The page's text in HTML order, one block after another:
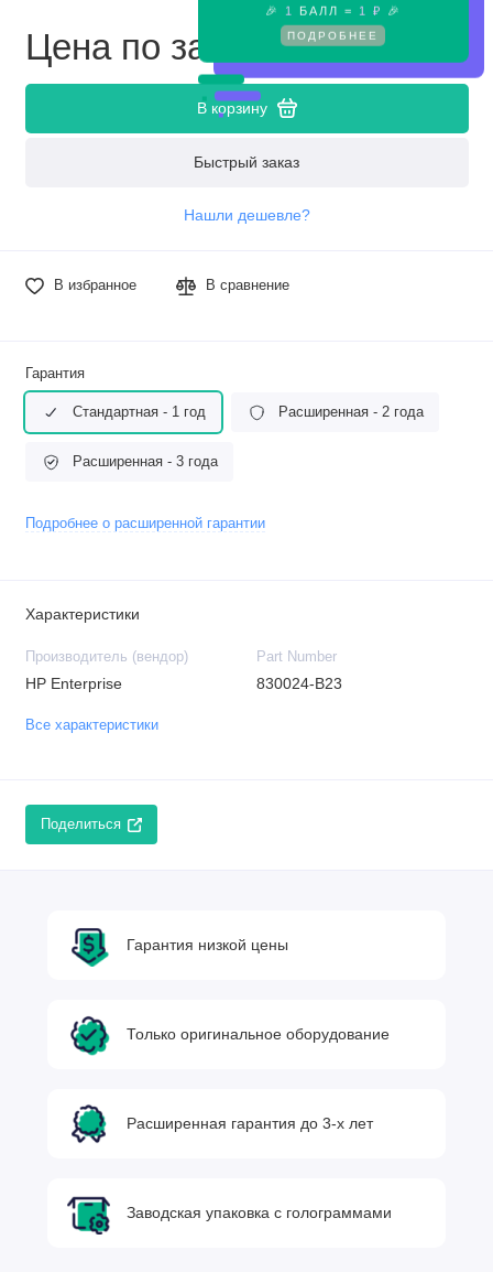
🎉 1 БАЛЛ = 1 ₽ 🎉
ПОДРОБНЕЕ
Цена по запросу
В корзину
Быстрый заказ
Нашли дешевле?
В избранное В сравнение
Гарантия
Стандартная - 1 год Расширенная - 2 года
Расширенная - 3 года
Подробнее о расширенной гарантии
Характеристики
Производитель (вендор)
HP Enterprise
Part Number
830024-B23
Все характеристики
Поделиться
Гарантия низкой цены
Только оригинальное оборудование
Расширенная гарантия до 3-х лет
Заводская упаковка с голограммами